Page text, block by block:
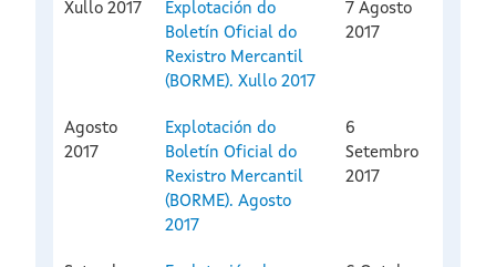
Xullo 2017
Explotación do
Boletín Oficial do
Rexistro Mercantil
(BORME). Xullo 2017
7 Agosto
2017
Agosto
2017
Explotación do
Boletín Oficial do
Rexistro Mercantil
(BORME). Agosto
2017
6
Setembro
2017